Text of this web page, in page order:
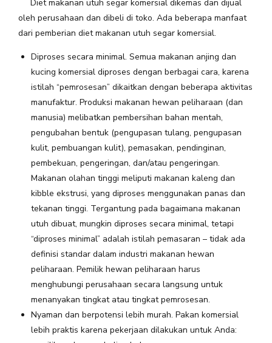
Diet makanan utuh segar komersial dikemas dan dijual
oleh perusahaan dan dibeli di toko. Ada beberapa manfaat
dari pemberian diet makanan utuh segar komersial.
Diproses secara minimal. Semua makanan anjing dan
kucing komersial diproses dengan berbagai cara, karena
istilah “pemrosesan” dikaitkan dengan beberapa aktivitas
manufaktur. Produksi makanan hewan peliharaan (dan
manusia) melibatkan pembersihan bahan mentah,
pengubahan bentuk (pengupasan tulang, pengupasan
kulit, pembuangan kulit), pemasakan, pendinginan,
pembekuan, pengeringan, dan/atau pengeringan.
Makanan olahan tinggi meliputi makanan kaleng dan
kibble ekstrusi, yang diproses menggunakan panas dan
tekanan tinggi. Tergantung pada bagaimana makanan
utuh dibuat, mungkin diproses secara minimal, tetapi
“diproses minimal” adalah istilah pemasaran – tidak ada
definisi standar dalam industri makanan hewan
peliharaan. Pemilik hewan peliharaan harus
menghubungi perusahaan secara langsung untuk
menanyakan tingkat atau tingkat pemrosesan.
Nyaman dan berpotensi lebih murah. Pakan komersial
lebih praktis karena pekerjaan dilakukan untuk Anda: